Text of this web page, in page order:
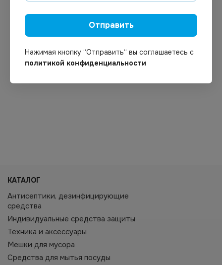
КАТАЛОГ
Антисептики, дезинфицирующие
средства
Индивидуальные средства защиты
Техника и аксессуары
Мешки для мусора
Средства для мытья посуды
Отправить
Нажимая кнопку “Отправить“ вы соглашаетесь с
политикой конфиденциальности